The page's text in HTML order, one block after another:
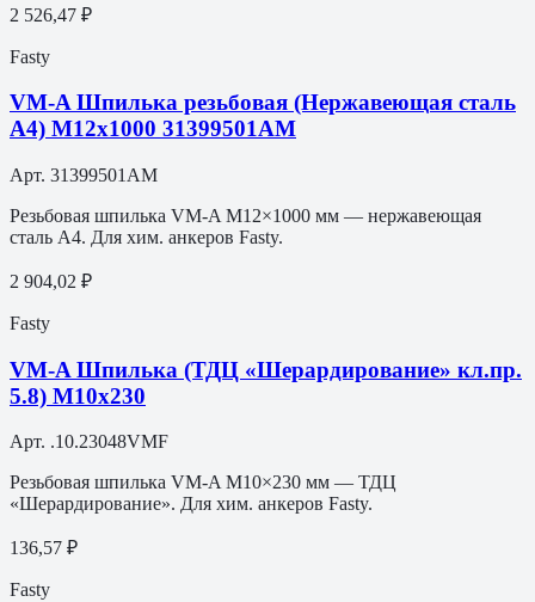
2 526,47 ₽
Fasty
VM-A Шпилька резьбовая (Нержавеющая сталь
A4) M12х1000 31399501АМ
Арт. 31399501АМ
Резьбовая шпилька VM-A M12×1000 мм — нержавеющая
сталь A4. Для хим. анкеров Fasty.
2 904,02 ₽
Fasty
VM-A Шпилька (ТДЦ «Шерардирование» кл.пр.
5.8) M10х230
Арт. .10.23048VMF
Резьбовая шпилька VM-A M10×230 мм — ТДЦ
«Шерардирование». Для хим. анкеров Fasty.
136,57 ₽
Fasty